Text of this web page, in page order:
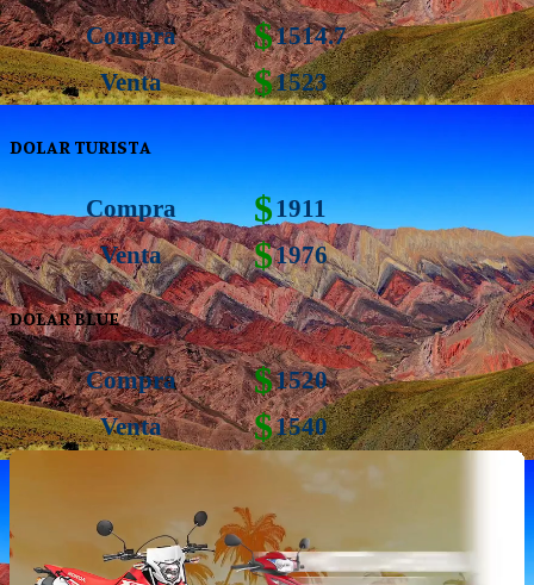
Compra $1514.7
Venta
$1523
DOLAR TURISTA
Compra $1911
Venta
$1976
DOLAR BLUE
Compra $1520
Venta
$1540